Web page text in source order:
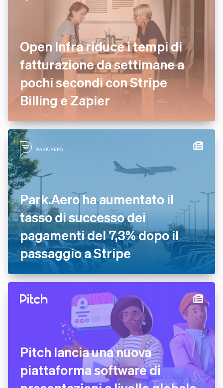
Open Infra riduce i tempi di
fatturazione da settimane a
pochi secondi con Stripe
Billing e Zapier
Park.Aero ha aumentato il
tasso di successo dei
pagamenti del 7,3% dopo il
passaggio a Stripe
Pitch lancia una nuova
piattaforma software di